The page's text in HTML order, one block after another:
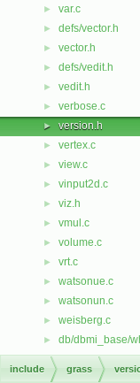
► var.c
► defs/vector.h
► vector.h
► defs/vedit.h
► vedit.h
► verbose.c
► version.h
► vertex.c
► view.c
► vinput2d.c
► viz.h
► vmul.c
► volume.c
► vrt.c
► watsonue.c
► watsonun.c
► weisberg.c
► db/dbmi_base/
►
gis/whoami.c
win32_pipes.c
include grass